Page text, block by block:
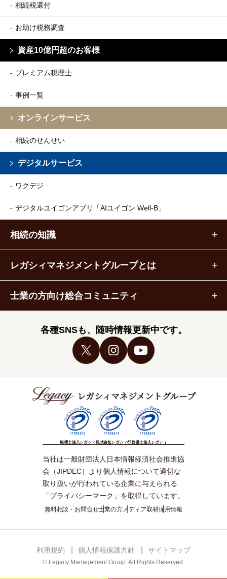
相続税還付
お助け税務調査
資産10億円超のお客様
プレミアム税理士
事例一覧
オンラインサービス
相続のせんせい
デジタルサービス
ワクデジ
デジタルユイゴンアプリ 「AIユイゴン Well-B」
相続の知識
レガシィマネジメントグループとは
士業の方向け総合コミュニティ
各種SNSも、随時情報更新中です。
レガシィマネジメントグループ
税理士法人レガシィ株式会社レガシィ行政書士法人レガシィ
当社は一般財団法人日本情報経済社会推進協
会（JIPDEC）より個人情報について適切な
取り扱いが行われている企業に与えられる
「プライバシーマーク」を取得しています。
無料相談・お問合せ士業の方メディア取材採用情報
© Legacy Management Group. All Rights Reserved.
利用規約 個人情報保護方針 サイトマップ